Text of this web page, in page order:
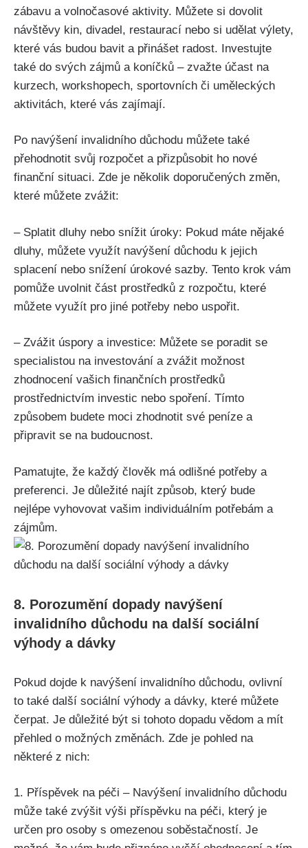
zábavu a volnočasové aktivity. Můžete si dovolit
návštěvy kin, divadel, restaurací nebo si udělat výlety,
které vás budou bavit a přinášet radost. Investujte
také do svých zájmů a koníčků – zvažte účast na
kurzech, workshopech, sportovních či uměleckých
aktivitách, které vás zajímají.
Po navýšení invalidního důchodu můžete také
přehodnotit svůj rozpočet a přizpůsobit ho nové
finanční situaci. Zde je několik doporučených změn,
které můžete zvážit:
– Splatit dluhy nebo snížit úroky: Pokud máte nějaké
dluhy, můžete využít navýšení důchodu k jejich
splacení nebo snížení úrokové sazby. Tento krok vám
pomůže uvolnit část prostředků z rozpočtu, které
můžete využít pro jiné potřeby nebo uspořit.
– Zvážit úspory a investice: Můžete se poradit se
specialistou na investování a zvážit možnost
zhodnocení vašich finančních prostředků
prostřednictvím investic nebo spoření. Tímto
způsobem budete moci zhodnotit své peníze a
připravit se na budoucnost.
Pamatujte, že každý člověk má odlišné potřeby a
preferenci. Je důležité najít způsob, který bude
nejlépe vyhovovat vašim individuálním potřebám a
zájmům.
8. Porozumění dopady navýšení
invalidního důchodu na další sociální
výhody a dávky
Pokud dojde k navýšení invalidního důchodu, ovlivní
to také další sociální výhody a dávky, které můžete
čerpat. Je důležité být si tohoto dopadu vědom a mít
přehled o možných změnách. Zde je pohled na
některé z nich:
1. Příspěvek na péči – Navýšení invalidního důchodu
může také zvýšit výši příspěvku na péči, který je
určen pro osoby s omezenou soběstačností. Je